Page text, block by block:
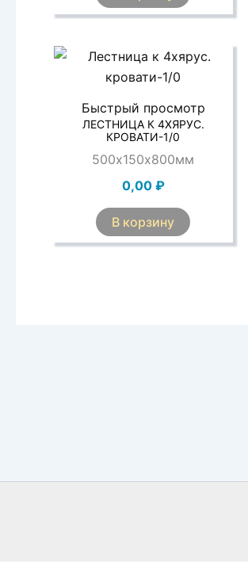
Быстрый просмотр
ЛЕСТНИЦА К 4ХЯРУС.
КРОВАТИ-1/0
500х150х800мм
0,00 ₽
В корзину